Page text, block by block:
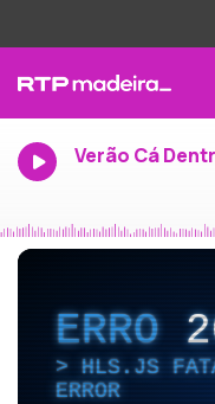
Verão Cá
ERRO
HLS.JS
ERROR